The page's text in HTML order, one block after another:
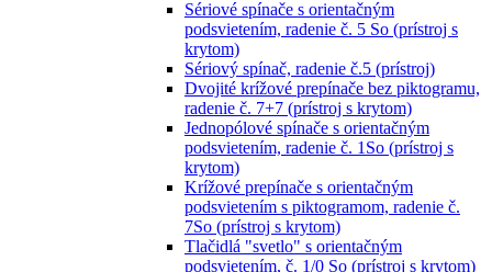
Sériové spínače s orientačným
podsvietením, radenie č. 5 So (prístroj s
krytom)
Sériový spínač, radenie č.5 (prístroj)
Dvojité krížové prepínače bez piktogramu,
radenie č. 7+7 (prístroj s krytom)
Jednopólové spínače s orientačným
podsvietením, radenie č. 1So (prístroj s
krytom)
Krížové prepínače s orientačným
podsvietením s piktogramom, radenie č.
7So (prístroj s krytom)
Tlačidlá "svetlo" s orientačným
podsvietením, č. 1/0 So (prístroj s krytom)